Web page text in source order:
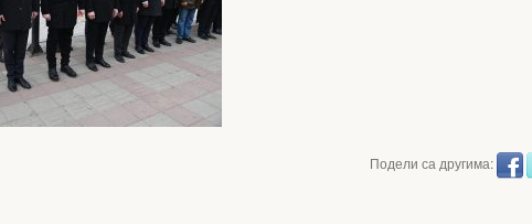
Подели са другима: